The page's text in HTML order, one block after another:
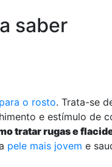
saber
o rosto. Trata-se
e estímulo de
tratar rugas e
pele mais jovem e